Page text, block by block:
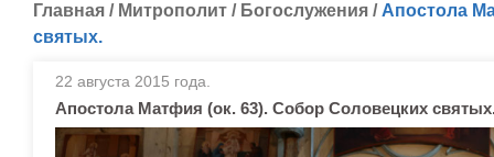
Главная / Митрополит / Богослужения / Апостола
святых.
22 августа 2015 года.
Апостола Матфия (ок. 63). Собор Соловецких